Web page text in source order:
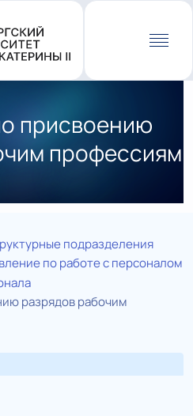
присвоению
профессиям
подразделения
по работе с персоналом
разрядов рабочим